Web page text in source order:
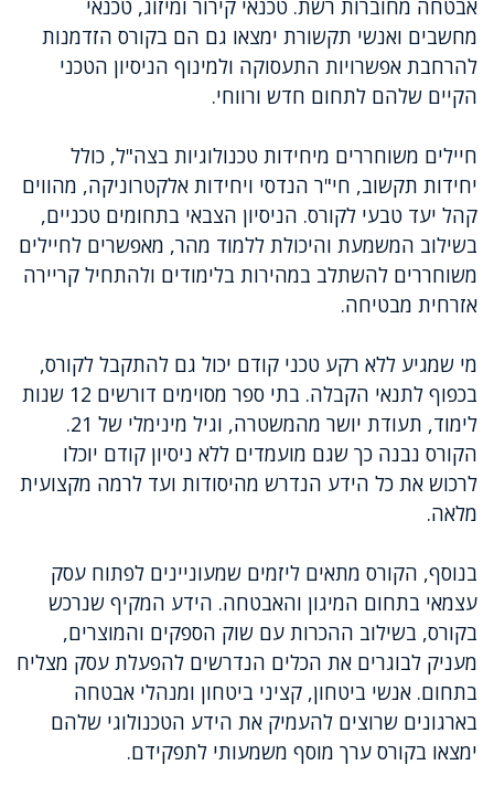
אבטחה מחוברות רשת. טכנאי קירור ומיזוג, טכנאי
מחשבים ואנשי תקשורת ימצאו גם הם בקורס הזדמנות
להרחבת אפשרויות התעסוקה ולמינוף הניסיון הטכני
הקיים שלהם לתחום חדש ורווחי.
חיילים משוחררים מיחידות טכנולוגיות בצה"ל, כולל
יחידות תקשוב, חי"ר הנדסי ויחידות אלקטרוניקה, מהווים
קהל יעד טבעי לקורס. הניסיון הצבאי בתחומים טכניים,
בשילוב המשמעת והיכולת ללמוד מהר, מאפשרים לחיילים
משוחררים להשתלב במהירות בלימודים ולהתחיל קריירה
אזרחית מבטיחה.
מי שמגיע ללא רקע טכני קודם יכול גם להתקבל לקורס,
בכפוף לתנאי הקבלה. בתי ספר מסוימים דורשים 12 שנות
לימוד, תעודת יושר מהמשטרה, וגיל מינימלי של 21.
הקורס נבנה כך שגם מועמדים ללא ניסיון קודם יוכלו
לרכוש את כל הידע הנדרש מהיסודות ועד לרמה מקצועית
מלאה.
בנוסף, הקורס מתאים ליזמים שמעוניינים לפתוח עסק
עצמאי בתחום המיגון והאבטחה. הידע המקיף שנרכש
בקורס, בשילוב ההכרות עם שוק הספקים והמוצרים,
מעניק לבוגרים את הכלים הנדרשים להפעלת עסק מצליח
בתחום. אנשי ביטחון, קציני ביטחון ומנהלי אבטחה
בארגונים שרוצים להעמיק את הידע הטכנולוגי שלהם
ימצאו בקורס ערך מוסף משמעותי לתפקידם.